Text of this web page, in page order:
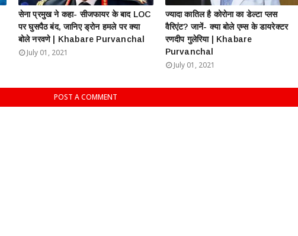
सेना प्रमुख ने कहा- सीजफायर के बाद LOC
पर घुसपैठ बंद, जानिए ड्रोन हमले पर क्या
बोले नरवणे | Khabare Purvanchal
July 01, 2021
ज्यादा कातिल है कोरोना का डेल्टा प्लस
वैरिएंट? जानें- क्या बोले एम्स के डायरेक्टर
रणदीप गुलेरिया | Khabare
Purvanchal
July 01, 2021
POST A COMMENT